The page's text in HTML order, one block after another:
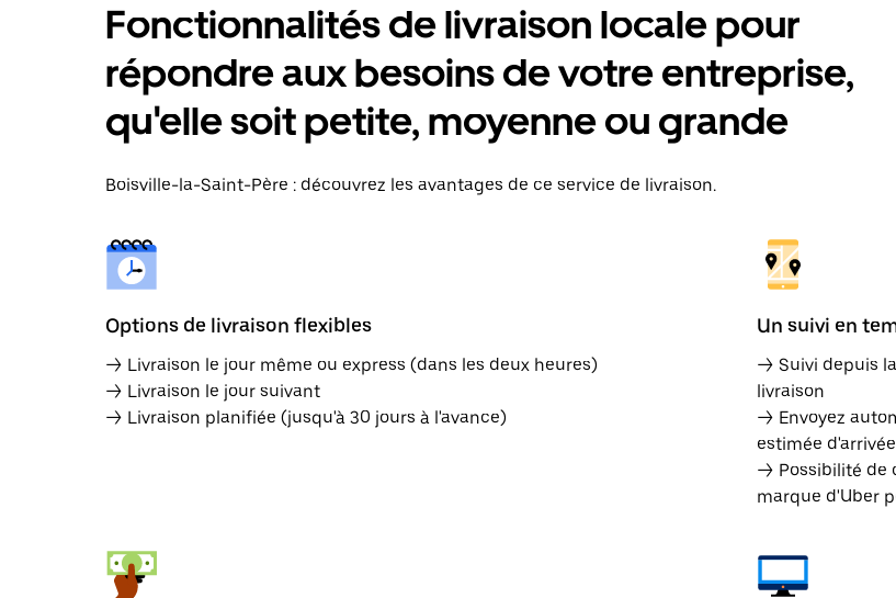
Fonctionnalités de livraison locale pour
répondre aux besoins de votre entreprise,
qu'elle soit petite, moyenne ou grande
Boisville-la-Saint-Père : découvrez les avantages de ce service de livraison.
Options de livraison flexibles
→ Livraison le jour même ou express (dans les deux heures)
→ Livraison le jour suivant
→ Livraison planifiée (jusqu'à 30 jours à l'avance)
Un suivi en
→ Suivi depuis
livraison
→ Envoyez
estimée
→ Possibilité de
marque d'Uber